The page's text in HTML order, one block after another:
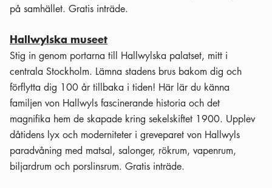
på samhället. Gratis inträde.
Hallwylska museet
Stig in genom portarna till Hallwylska palatset, mitt i
centrala Stockholm. Lämna stadens brus bakom dig och
förflytta dig 100 år tillbaka i tiden! Här lär du känna
familjen von Hallwyls fascinerande historia och det
magnifika hem de skapade kring sekelskiftet 1900. Upplev
dåtidens lyx och moderniteter i greveparet von Hallwyls
paradvåning med matsal, salonger, rökrum, vapenrum,
biljardrum och porslinsrum. Gratis inträde.